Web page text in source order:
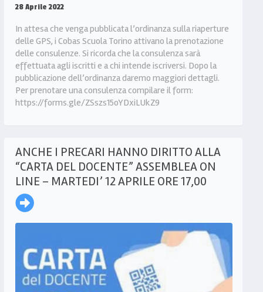
28 Aprile 2022
In attesa che venga pubblicata l’ordinanza sulla riaperture
delle GPS, i Cobas Scuola Torino attivano la prenotazione
delle consulenze. Si ricorda che la consulenza sarà
effettuata agli iscritti e a chi intende iscriversi. Dopo la
pubblicazione dell’ordinanza daremo maggiori dettagli.
Per prenotare una consulenza compilare il form:
https://forms.gle/ZSszs15oYDxiLUkZ9
ANCHE I PRECARI HANNO DIRITTO ALLA
“CARTA DEL DOCENTE” ASSEMBLEA ON
LINE – MARTEDI’ 12 APRILE ORE 17,00